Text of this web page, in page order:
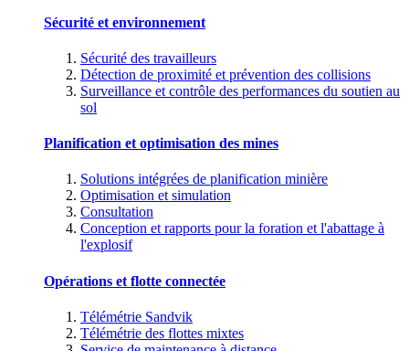
Sécurité et environnement
Sécurité des travailleurs
Détection de proximité et prévention des collisions
Surveillance et contrôle des performances du soutien au
sol
Planification et optimisation des mines
Solutions intégrées de planification minière
Optimisation et simulation
Consultation
Conception et rapports pour la foration et l'abattage à
l'explosif
Opérations et flotte connectée
Télémétrie Sandvik
Télémétrie des flottes mixtes